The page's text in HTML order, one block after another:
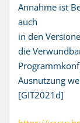
Annahme ist
auch
in den
die
Ausnutzung
[GIT2021d]